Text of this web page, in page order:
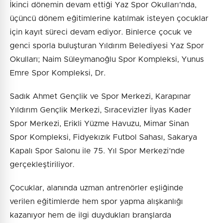
İkinci dönemin devam ettiği Yaz Spor Okulları’nda,
üçüncü dönem eğitimlerine katılmak isteyen çocuklar
için kayıt süreci devam ediyor. Binlerce çocuk ve
genci sporla buluşturan Yıldırım Belediyesi Yaz Spor
Okulları; Naim Süleymanoğlu Spor Kompleksi, Yunus
Emre Spor Kompleksi, Dr.
Sadık Ahmet Gençlik ve Spor Merkezi, Karapınar
Yıldırım Gençlik Merkezi, Sıracevizler İlyas Kader
Spor Merkezi, Erikli Yüzme Havuzu, Mimar Sinan
Spor Kompleksi, Fidyekızık Futbol Sahası, Sakarya
Kapalı Spor Salonu ile 75. Yıl Spor Merkezi’nde
gerçekleştiriliyor.
Çocuklar, alanında uzman antrenörler eşliğinde
verilen eğitimlerde hem spor yapma alışkanlığı
kazanıyor hem de ilgi duydukları branşlarda